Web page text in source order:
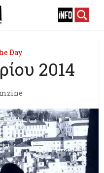
Day
2014